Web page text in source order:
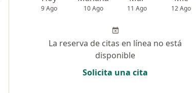
9 Ago 10 Ago 11 Ago 12 Ago
La reserva de citas en línea no está
disponible
Solicita una cita